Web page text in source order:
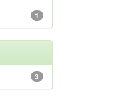
1
3